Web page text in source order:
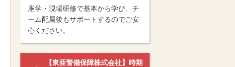
座学・現場研修で基本から学び、チ
ーム配属後もサポートするのでご安
心ください。
【東亜警備保障株式会社】時期